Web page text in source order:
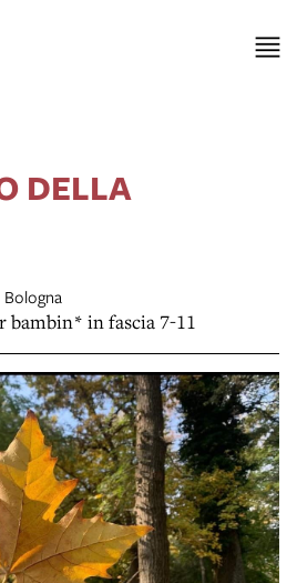
DELLA
Bologna
bambin* in fascia 7-11